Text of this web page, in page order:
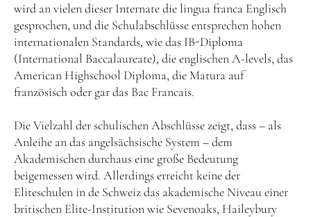
wird an vielen dieser Internate die lingua franca Englisch
gesprochen, und die Schulabschlüsse entsprechen hohen
internationalen Standards, wie das IB-Diploma
(International Baccalaureate), die englischen A-levels, das
American Highschool Diploma, die Matura auf
französisch oder gar das Bac Francais.
Die Vielzahl der schulischen Abschlüsse zeigt, dass – als
Anleihe an das angelsächsische System – dem
Akademischen durchaus eine große Bedeutung
beigemessen wird. Allerdings erreicht keine der
Eliteschulen in de Schweiz das akademische Niveau einer
britischen Elite-Institution wie Sevenoaks, Haileybury